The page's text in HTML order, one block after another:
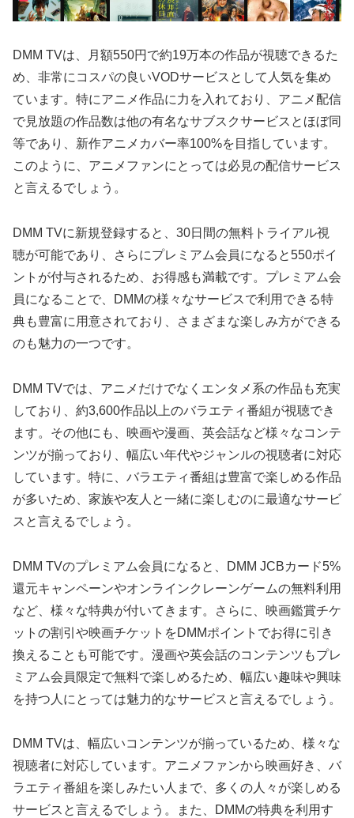
DMM TVは、月額550円で約19万本の作品が視聴できるた
め、非常にコスパの良いVODサービスとして人気を集め
ています。特にアニメ作品に力を入れており、アニメ配信
で見放題の作品数は他の有名なサブスクサービスとほぼ同
等であり、新作アニメカバー率100%を目指しています。
このように、アニメファンにとっては必見の配信サービス
と言えるでしょう。
DMM TVに新規登録すると、30日間の無料トライアル視
聴が可能であり、さらにプレミアム会員になると550ポイ
ントが付与されるため、お得感も満載です。プレミアム会
員になることで、DMMの様々なサービスで利用できる特
典も豊富に用意されており、さまざまな楽しみ方ができる
のも魅力の一つです。
DMM TVでは、アニメだけでなくエンタメ系の作品も充実
しており、約3,600作品以上のバラエティ番組が視聴でき
ます。その他にも、映画や漫画、英会話など様々なコンテ
ンツが揃っており、幅広い年代やジャンルの視聴者に対応
しています。特に、バラエティ番組は豊富で楽しめる作品
が多いため、家族や友人と一緒に楽しむのに最適なサービ
スと言えるでしょう。
DMM TVのプレミアム会員になると、DMM JCBカード5%
還元キャンペーンやオンラインクレーンゲームの無料利用
など、様々な特典が付いてきます。さらに、映画鑑賞チケ
ットの割引や映画チケットをDMMポイントでお得に引き
換えることも可能です。漫画や英会話のコンテンツもプレ
ミアム会員限定で無料で楽しめるため、幅広い趣味や興味
を持つ人にとっては魅力的なサービスと言えるでしょう。
DMM TVは、幅広いコンテンツが揃っているため、様々な
視聴者に対応しています。アニメファンから映画好き、バ
ラエティ番組を楽しみたい人まで、多くの人々が楽しめる
サービスと言えるでしょう。また、DMMの特典を利用す